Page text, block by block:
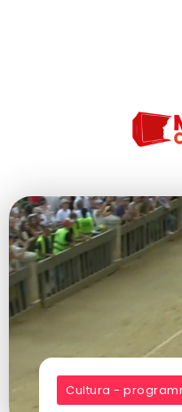
Cultura -